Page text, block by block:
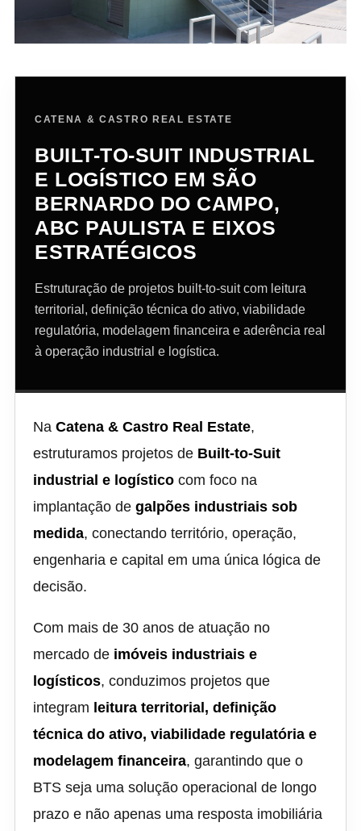
CATENA & CASTRO REAL ESTATE
BUILT-TO-SUIT INDUSTRIAL
E LOGÍSTICO EM SÃO
BERNARDO DO CAMPO,
ABC PAULISTA E EIXOS
ESTRATÉGICOS
Estruturação de projetos built-to-suit com leitura
territorial, definição técnica do ativo, viabilidade
regulatória, modelagem financeira e aderência real
à operação industrial e logística.
Na Catena & Castro Real Estate,
estruturamos projetos de Built-to-Suit
industrial e logístico com foco na
implantação de galpões industriais sob
medida, conectando território, operação,
engenharia e capital em uma única lógica de
decisão.
Com mais de 30 anos de atuação no
mercado de imóveis industriais e
logísticos, conduzimos projetos que
integram leitura territorial, definição
técnica do ativo, viabilidade regulatória e
modelagem financeira, garantindo que o
BTS seja uma solução operacional de longo
prazo e não apenas uma resposta imobiliária